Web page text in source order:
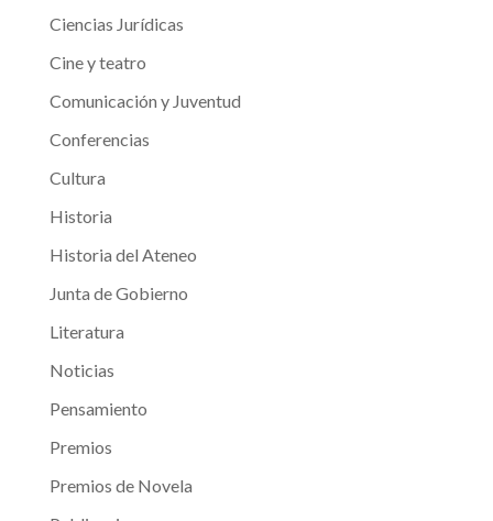
Ciencias Jurídicas
Cine y teatro
Comunicación y Juventud
Conferencias
Cultura
Historia
Historia del Ateneo
Junta de Gobierno
Literatura
Noticias
Pensamiento
Premios
Premios de Novela